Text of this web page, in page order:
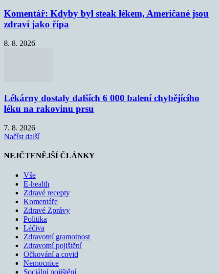
Komentář: Kdyby byl steak lékem, Američané jsou
zdraví jako řípa
8. 8. 2026
Lékárny dostaly dalších 6 000 balení chybějícího
léku na rakovinu prsu
7. 8. 2026
Načíst další
NEJČTENĚJŠÍ ČLÁNKY
Vše
E-health
Zdravé recepty
Komentáře
Zdravé Zprávy
Politika
Léčiva
Zdravotní gramotnost
Zdravotní pojištění
Očkování a covid
Nemocnice
Sociální pojištění